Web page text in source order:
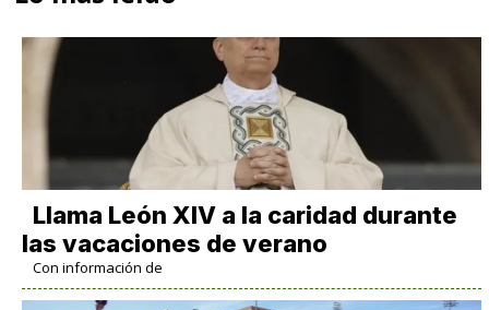
Llama León XIV a la caridad durante
las vacaciones de verano
Con información de